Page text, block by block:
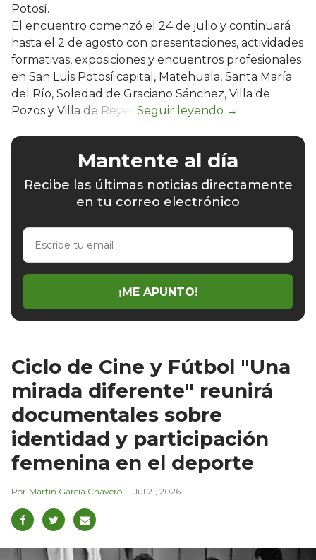
Potosí.
El encuentro comenzó el 24 de julio y continuará
hasta el 2 de agosto con presentaciones, actividades
formativas, exposiciones y encuentros profesionales
en San Luis Potosí capital, Matehuala, Santa María
del Río, Soledad de Graciano Sánchez, Villa de
Pozos y Villa de Reyes.
Mantente al día
Recibe las últimas noticias directamente
en tu correo electrónico
Escribe
email
¡ME APUNTO!
Ciclo de Cine y Fútbol "Una
mirada diferente" reunirá
documentales sobre
identidad y participación
femenina en el deporte
Martín García Chavero Jul 21, 2026